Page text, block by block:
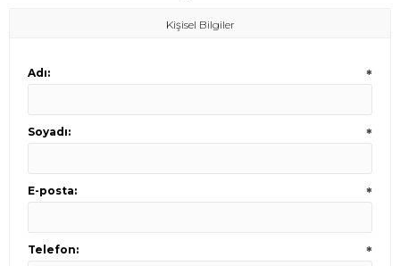
Kişisel Bilgiler
Adı: *
Soyadı: *
E-posta: *
Telefon: *